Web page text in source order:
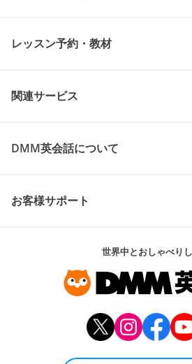
レッスン予約・教材
関連サービス
DMM英会話について
お客様サポート
世界中とおしゃべり